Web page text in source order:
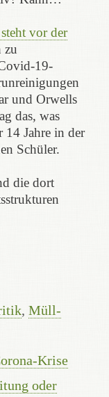
vor der
zu
19-
und Orwells
das, was
14 Jahre in der
Schüler.
die dort
, Müll-
Krise
oder